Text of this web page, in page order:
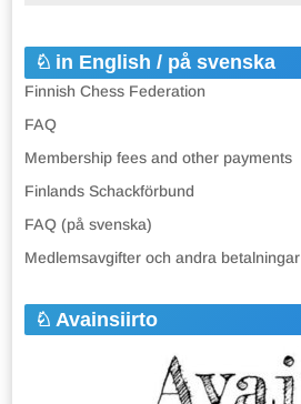
in English / på svenska
Finnish Chess Federation
FAQ
Membership fees and other payments
Finlands Schackförbund
FAQ (på svenska)
Medlemsavgifter och andra betalningar
Avainsiirto